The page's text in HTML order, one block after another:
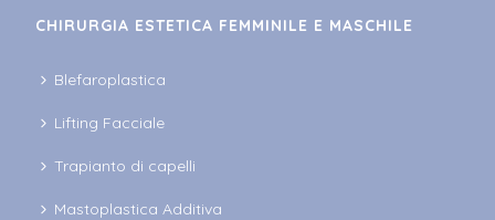
CHIRURGIA ESTETICA FEMMINILE E MASCHILE
Blefaroplastica
Lifting Facciale
Trapianto di capelli
Mastoplastica Additiva